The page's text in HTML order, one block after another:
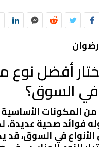
أفضل نوع
في السوق؟
من المكونات
فوائد صحية
الأنواع في السوق،